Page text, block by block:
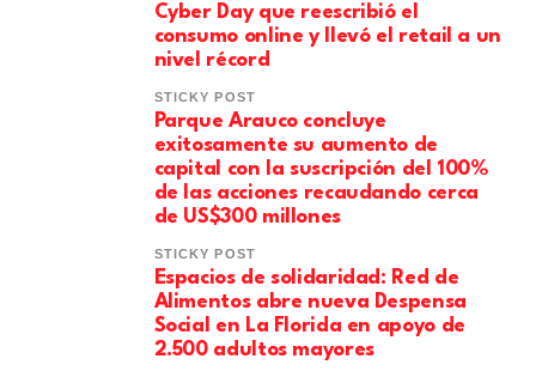
Cyber Day que reescribió el
consumo online y llevó el retail a un
nivel récord
STICKY POST
Parque Arauco concluye
exitosamente su aumento de
capital con la suscripción del 100%
de las acciones recaudando cerca
de US$300 millones
STICKY POST
Espacios de solidaridad: Red de
Alimentos abre nueva Despensa
Social en La Florida en apoyo de
2.500 adultos mayores